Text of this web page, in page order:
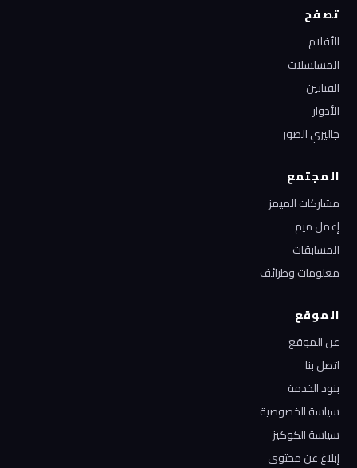
تصفح
الأفلام
المسلسلات
الفنانين
الأدوار
جاليري الصور
المجتمع
مشاركات الميمز
إعمل ميم
المسابقات
معلومات وطرائف
الموقع
عن الموقع
اتصل بنا
بنود الخدمة
سياسة الخصوصية
سياسة الكوكيز
إبلاغ عن محتوى